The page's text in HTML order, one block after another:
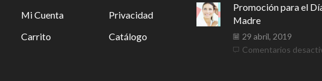
Mi Cuenta
Carrito
Privacidad
Catálogo
Promoción para el
Madre
29 abril, 2019
Comentarios